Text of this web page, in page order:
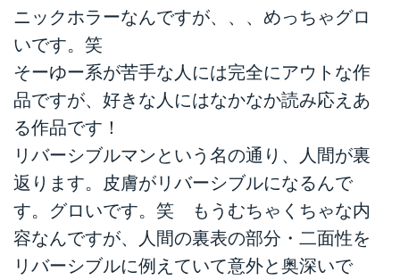
ニックホラーなんですが、、、めっちゃグロ
いです。笑
そーゆー系が苦手な人には完全にアウトな作
品ですが、好きな人にはなかなか読み応えあ
る作品です！
リバーシブルマンという名の通り、人間が裏
返ります。皮膚がリバーシブルになるんで
す。グロいです。笑 もうむちゃくちゃな内
容なんですが、人間の裏表の部分・二面性を
リバーシブルに例えていて意外と奥深いで